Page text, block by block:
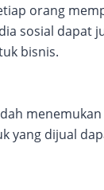
orang
sosial dapat
bisnis.
yang dijual